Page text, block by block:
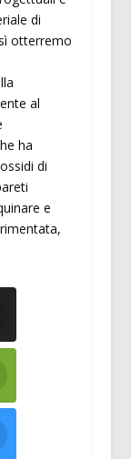
di
otterremo
al
ha
di
e